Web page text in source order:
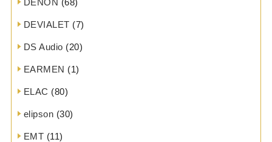
DEVIALET (7)
DS Audio (20)
EARMEN (1)
ELAC (80)
elipson (30)
EMT (11)